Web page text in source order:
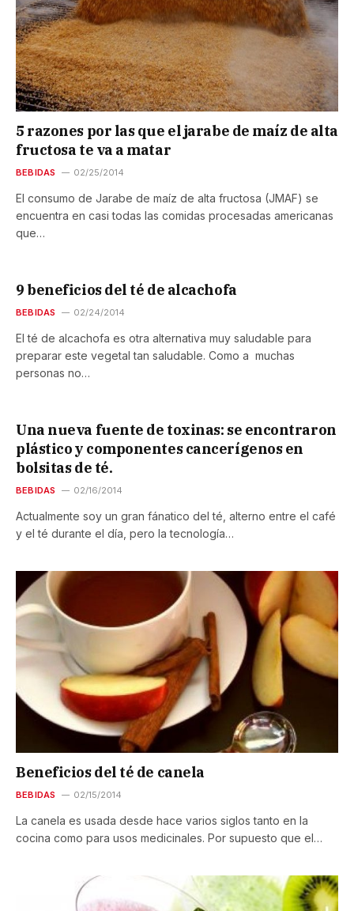
5 razones por las que el jarabe de maíz de alta
fructosa te va a matar
BEBIDAS 02/25/2014
El consumo de Jarabe de maíz de alta fructosa (JMAF) se
encuentra en casi todas las comidas procesadas americanas
que…
9 beneficios del té de alcachofa
BEBIDAS 02/24/2014
El té de alcachofa es otra alternativa muy saludable para
preparar este vegetal tan saludable. Como a muchas
personas no…
Una nueva fuente de toxinas: se encontraron
plástico y componentes cancerígenos en
bolsitas de té.
BEBIDAS 02/16/2014
Actualmente soy un gran fánatico del té, alterno entre el café
y el té durante el día, pero la tecnología…
Beneficios del té de canela
BEBIDAS 02/15/2014
La canela es usada desde hace varios siglos tanto en la
cocina como para usos medicinales. Por supuesto que el…